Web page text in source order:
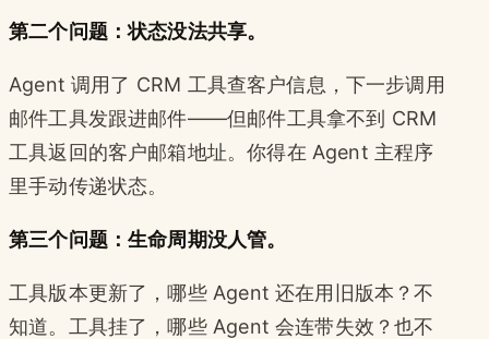
第二个问题：状态没法共享。
Agent 调用了 CRM 工具查客户信息，下一步调用
邮件工具发跟进邮件——但邮件工具拿不到 CRM
工具返回的客户邮箱地址。你得在 Agent 主程序
里手动传递状态。
第三个问题：生命周期没人管。
工具版本更新了，哪些 Agent 还在用旧版本？不
知道。工具挂了，哪些 Agent 会连带失效？也不